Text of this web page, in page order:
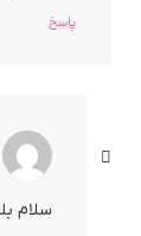
پاسخ
سلام